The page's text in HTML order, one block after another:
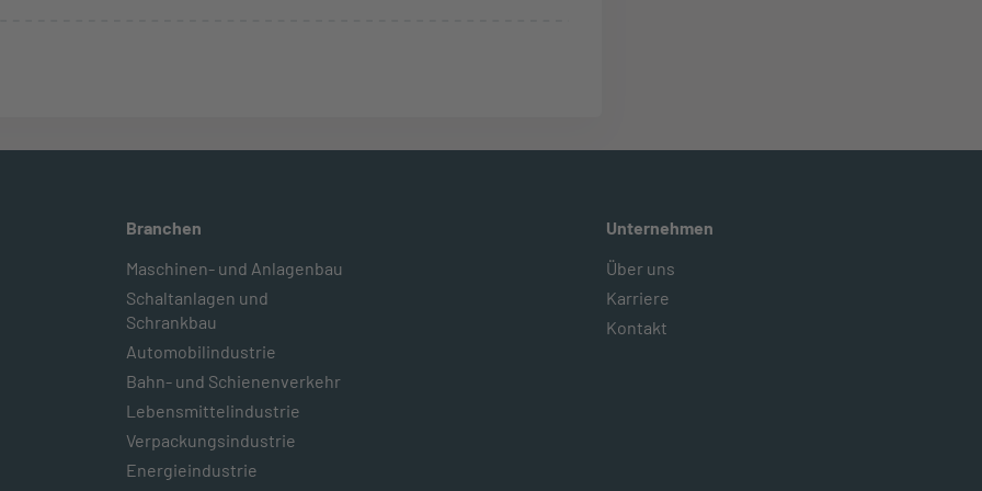
Branchen
Maschinen- und Anlagenbau
Schaltanlagen und
Schrankbau
Automobilindustrie
Bahn- und Schienenverkehr
Lebensmittelindustrie
Verpackungsindustrie
Energieindustrie
Unternehmen
Über uns
Karriere
Kontakt